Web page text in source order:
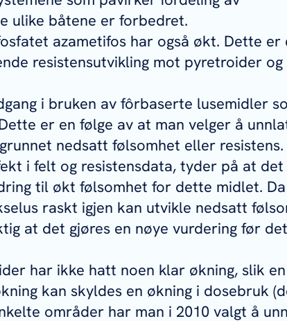
ulike båtene er forbedret.
azametifos har også økt. Dette er
resistensutvikling mot pyretroider og
i bruken av fôrbaserte lusemidler
er en følge av at man velger å
nedsatt følsomhet eller resistens.
i felt og resistensdata, tyder på at
til økt følsomhet for dette midlet.
raskt igjen kan utvikle nedsatt
at det gjøres en nøye vurdering før
har ikke hatt noen klar økning, slik
kan skyldes en økning i dosebruk
områder har man i 2010 valgt å